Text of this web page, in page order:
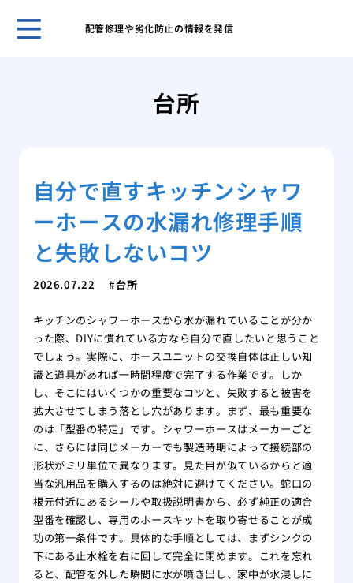
配管修理や劣化防止の情報を発信
台所
自分で直すキッチンシャワ
ーホースの水漏れ修理手順
と失敗しないコツ
2026.07.22 台所
キッチンのシャワーホースから水が漏れていることが分か
った際、DIYに慣れている方なら自分で直したいと思うこと
でしょう。実際に、ホースユニットの交換自体は正しい知
識と道具があれば一時間程度で完了する作業です。しか
し、そこにはいくつかの重要なコツと、失敗すると被害を
拡大させてしまう落とし穴があります。まず、最も重要な
のは「型番の特定」です。シャワーホースはメーカーごと
に、さらには同じメーカーでも製造時期によって接続部の
形状がミリ単位で異なります。見た目が似ているからと適
当な汎用品を購入するのは絶対に避けてください。蛇口の
根元付近にあるシールや取扱説明書から、必ず純正の適合
型番を確認し、専用のホースキットを取り寄せることが成
功の第一条件です。具体的な手順としては、まずシンクの
下にある止水栓を右に回して完全に閉めます。これを忘れ
ると、配管を外した瞬間に水が噴き出し、家中が水浸しに